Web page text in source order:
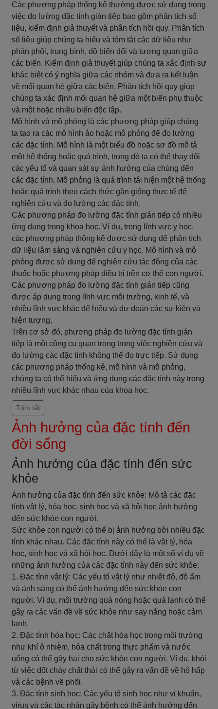
Các phương pháp thống kê thường được sử dụng trong
việc đo lường đặc tính gián tiếp bao gồm phân tích số
liệu, kiểm định giả thuyết và phân tích hồi quy. Phân tích
số liệu giúp chúng ta hiểu và tóm tắt các dữ liệu như
phân phối, trung bình, độ biến đổi và tương quan giữa
các biến. Kiểm định giả thuyết giúp chúng ta xác định sự
khác biệt có ý nghĩa giữa các nhóm và đưa ra kết luận
về mối quan hệ giữa các biến. Phân tích hồi quy giúp
chúng ta xác định mối quan hệ giữa một biến phụ thuộc
và một hoặc nhiều biến độc lập.
Mô hình và mô phỏng là các phương pháp giúp chúng
ta tạo ra các mô hình ảo hoặc mô phỏng để đo lường
các đặc tính. Mô hình là một biểu đồ hoặc sơ đồ mô tả
một hệ thống hoặc quá trình, trong đó ta có thể thay đổi
các yếu tố và quan sát sự ảnh hưởng của chúng đến
các đặc tính. Mô phỏng là quá trình tái hiện một hệ thống
hoặc quá trình theo cách thức gần giống thực tế để
nghiên cứu và đo lường các đặc tính.
Các phương pháp đo lường đặc tính gián tiếp có nhiều
ứng dụng trong khoa học. Ví dụ, trong lĩnh vực y học,
các phương pháp thống kê được sử dụng để phân tích
dữ liệu lâm sàng và nghiên cứu y học. Mô hình và mô
phỏng được sử dụng để nghiên cứu tác động của các
thuốc hoặc phương pháp điều trị trên cơ thể con người.
Các phương pháp đo lường đặc tính gián tiếp cũng
được áp dụng trong lĩnh vực môi trường, kinh tế, và
nhiều lĩnh vực khác để hiểu và dự đoán các sự kiện và
hiện tượng.
Trên cơ sở đó, phương pháp đo lường đặc tính gián
tiếp là một công cụ quan trọng trong việc nghiên cứu và
đo lường các đặc tính không thể đo trực tiếp. Sử dụng
các phương pháp thống kê, mô hình và mô phỏng,
chúng ta có thể hiểu và ứng dụng các đặc tính này trong
nhiều lĩnh vực khác nhau của khoa học.
Tóm tắt
Ảnh hưởng của đặc tính đến
đời sống
Ảnh hưởng của đặc tính đến sức
khỏe
Ảnh hưởng của đặc tính đến sức khỏe: Mô tả các đặc
tính vật lý, hóa học, sinh học và xã hội học ảnh hưởng
đến sức khỏe con người.
Sức khỏe con người có thể bị ảnh hưởng bởi nhiều đặc
tính khác nhau. Các đặc tính này có thể là vật lý, hóa
học, sinh học và xã hội học. Dưới đây là một số ví dụ về
những ảnh hưởng của các đặc tính này đến sức khỏe:
1. Đặc tính vật lý: Các yếu tố vật lý như nhiệt độ, độ ẩm
và ánh sáng có thể ảnh hưởng đến sức khỏe con
người. Ví dụ, môi trường quá nóng hoặc quá lạnh có thể
gây ra các vấn đề về sức khỏe như say nắng hoặc cảm
lạnh.
2. Đặc tính hóa học: Các chất hóa học trong môi trường
như khí ô nhiễm, hóa chất trong thực phẩm và nước
uống có thể gây hại cho sức khỏe con người. Ví dụ, khói
từ việc đốt cháy chất thải có thể gây ra vấn đề về hô hấp
và các bệnh về phổi.
3. Đặc tính sinh học: Các yếu tố sinh học như vi khuẩn,
virus và các tác nhân gây bệnh có thể ảnh hưởng đến